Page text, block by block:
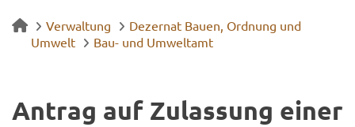
Verwaltung
Dezernat Bauen, Ordnung und
Umwelt
Bau- und Umweltamt
An­trag auf Zu­las­sung einer